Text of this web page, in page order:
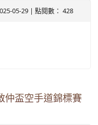
05-29 | 點閱數： 428
仲盃空手道錦標賽